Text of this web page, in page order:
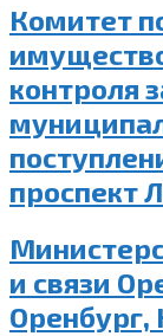
Комитет
контроля
проспект
и связи
Оренбург,